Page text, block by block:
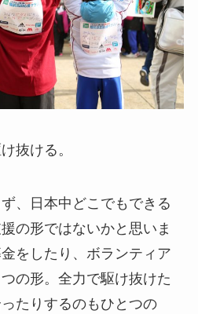
抜ける。
、日本中どこでもできる
の形ではないかと思いま
をしたり、ボランティア
の形。全力で駆け抜けた
たりするのもひとつの